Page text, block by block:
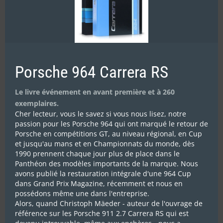
DEBRIEFING
TERRE DU HAUT VAR (28/30 JUIN)
LOEB VENI, VIDI,
Porsche 964 Carrera RS
Le livre événement en avant première et à 260
exemplaires.
Cher lecteur, vous le savez si vous nous lisez, notre
passion pour les Porsche 964 qui ont marqué le retour de
Porsche en compétitions GT, au niveau régional, en Cup
et jusqu'au mans et en Championnats du monde, dès
1990 prennent chaque jour plus de place dans le
Panthéon des modèles importants de la marque. Nous
avons publié la restauration intégrale d'une 964 Cup
dans Grand Prix Magazine, récemment et nous en
possédons même une dans l'entreprise.
Alors, quand Christoph Mäeder - auteur de l'ouvrage de
référence sur les Porsche 911 2.7 Carrera RS qui est